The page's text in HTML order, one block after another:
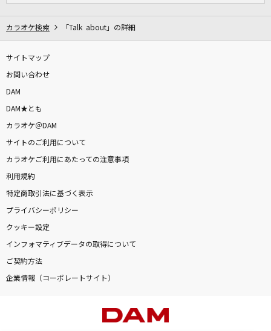
カラオケ検索 「Talk about」の詳細
サイトマップ
お問い合わせ
DAM
DAM★とも
カラオケ＠DAM
サイトのご利用について
カラオケご利用にあたっての注意事項
利用規約
特定商取引法に基づく表示
プライバシーポリシー
クッキー設定
インフォマティブデータの取得について
ご契約方法
企業情報（コーポレートサイト）